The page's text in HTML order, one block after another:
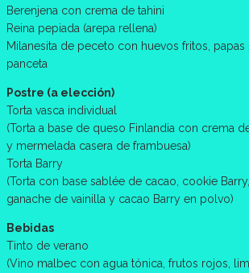
Berenjena con crema de tahini
Reina pepiada (arepa rellena)
Milanesita de peceto con huevos fritos,
panceta
Postre (a elección)
Torta vasca individual
(Torta a base de queso Finlandia con crema
y mermelada casera de frambuesa)
Torta Barry
(Torta con base sablée de cacao, cookie
ganache de vainilla y cacao Barry en polvo)
Bebidas
Tinto de verano
(Vino malbec con agua tónica, frutos rojos,